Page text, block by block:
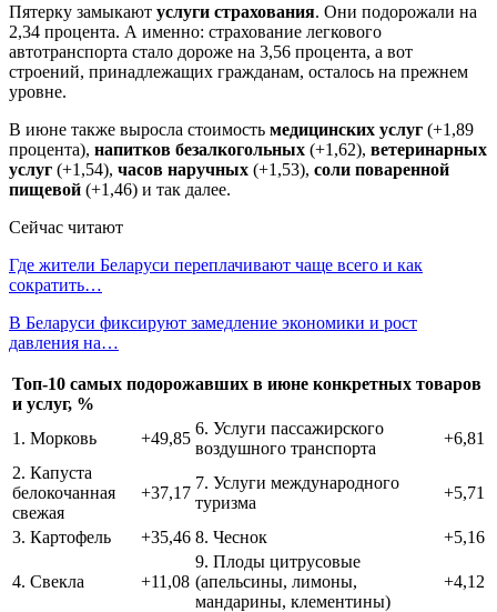
Пятерку замыкают услуги страхования. Они подорожали на
2,34 процента. А именно: страхование легкового
автотранспорта стало дороже на 3,56 процента, а вот
строений, принадлежащих гражданам, осталось на прежнем
уровне.
В июне также выросла стоимость медицинских услуг (+1,89
процента), напитков безалкогольных (+1,62), ветеринарных
услуг (+1,54), часов наручных (+1,53), соли поваренной
пищевой (+1,46) и так далее.
Сейчас читают
Где жители Беларуси переплачивают чаще всего и как
сократить…
В Беларуси фиксируют замедление экономики и рост
давления на…
Топ-10 самых подорожавших в июне конкретных товаров
и услуг, %
1. Морковь
+49,85
6. Услуги пассажирского
воздушного транспорта
+6,81
2. Капуста
белокочанная
свежая
+37,17
7. Услуги международного
туризма
+5,71
3. Картофель +35,46 8. Чеснок +5,16
4. Свекла +11,08
9. Плоды цитрусовые
(апельсины, лимоны,
мандарины, клементины)
+4,12